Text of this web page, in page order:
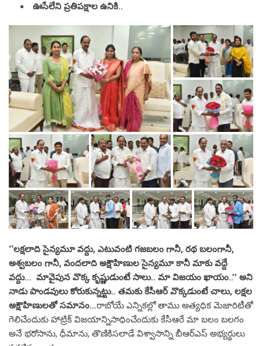
ఊసేలేని ప్రతిపక్షాల ఉనికి..
‘‘లక్షలాది సైన్యమూ వద్దు, ఎటువంటి గజబలం గానీ, రథ బలంగానీ,
అశ్వబలం గానీ, వందలాది అక్షౌహిణుల సైన్యమూ కానీ మాకు వద్దే
వద్దు… మావైపున వొక్క కృష్ణుడుంటే సాలు.. మా విజయం ఖాయం..’’ అని
నాడు పాండవులు కోరుకున్నట్టు.. తమకు కేసీఆర్ వొక్కడుంటే చాలు, లక్షల
అక్షౌహిణులతో సమానం…రాబోయే ఎన్నికల్లో తాము అత్యధిక మెజారిటీతో
గెలిచేందుకు హాట్రిక్ విజయాన్నిసాధించేందుకు కేసీఆరే మా బలం బలగం
అనే భరోసాను, ధీమాను, తొణికిసలాడే విశ్వాసాన్ని బీఆర్ఎస్ అభ్యర్థులు